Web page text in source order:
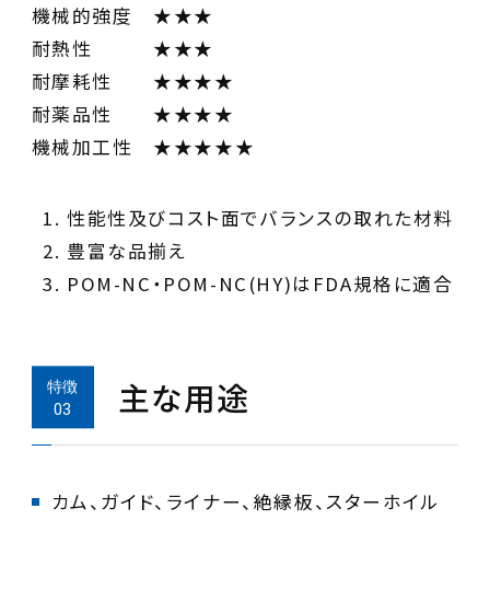
機械的強度 ★★★
耐熱性 ★★★
耐摩耗性 ★★★★
耐薬品性 ★★★★
機械加工性 ★★★★★
POM-NC・POM-NC(HY)はFDA規格に適合
主な用途
カム、ガイド、ライナー、絶縁板、スターホイル